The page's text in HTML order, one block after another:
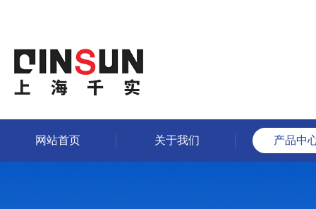
网站首页 关于我们 产品中